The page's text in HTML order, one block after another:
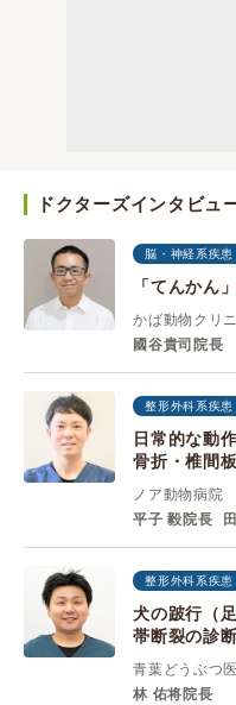
ドクターズインタビュ
脳・神経系疾患
「てんかん
かば動物クリ
國谷貴司院長
整形外科系疾患
日常的な動
骨折・椎間
ノア動物病院
平子 毅院長
整形外科系疾患
犬の跛行（
帯断裂の診
青葉どうぶつ
林 佑将院長